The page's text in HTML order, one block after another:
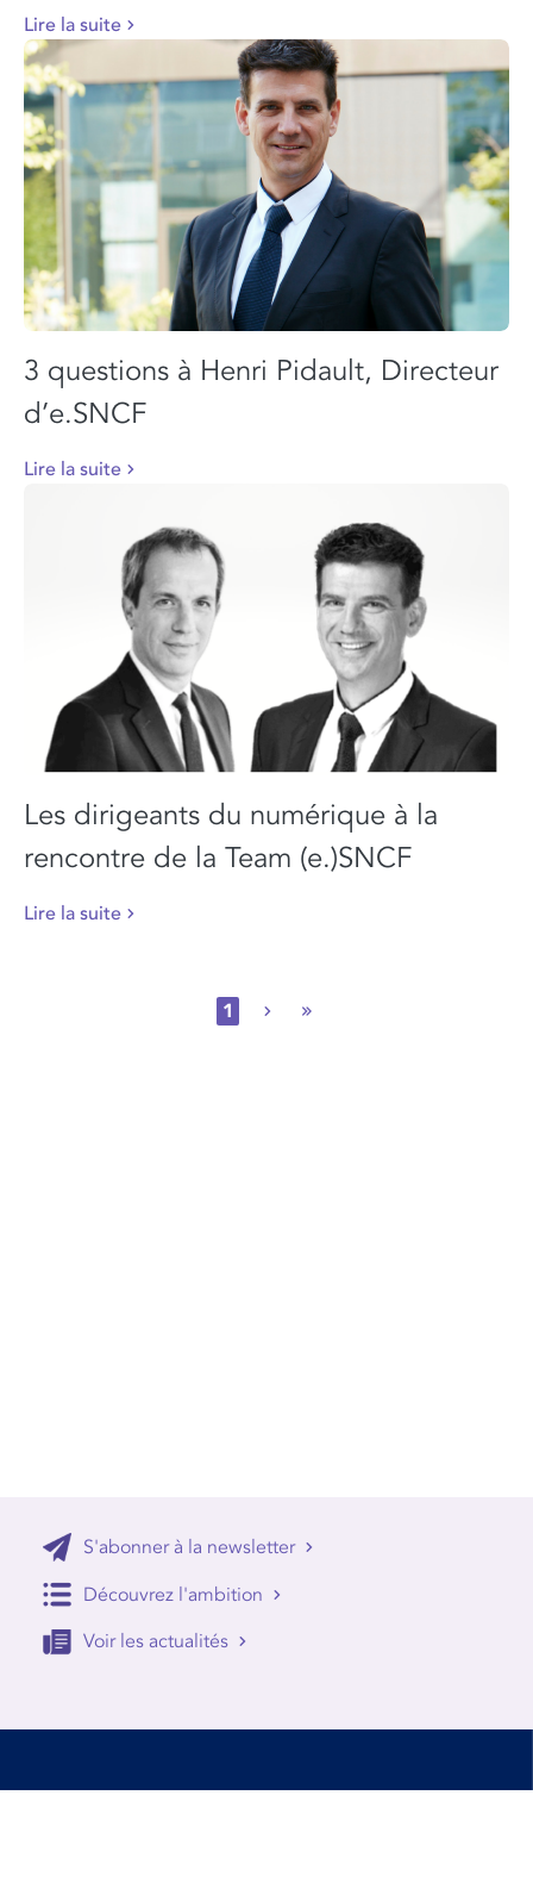
Lire la suite
3 questions à Henri Pidault, Directeur
d’e.SNCF
Lire la suite
Les dirigeants du numérique à la
rencontre de la Team (e.)SNCF
Lire la suite
1
S'abonner à la newsletter
Découvrez l'ambition
Voir les actualités